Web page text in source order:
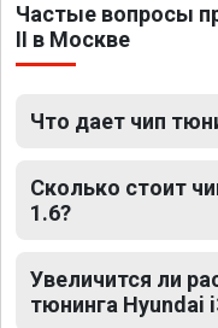
Частые вопросы
II в Москве
Что дает чип
Сколько стоит
1.6?
Увеличится ли
тюнинга Hyundai